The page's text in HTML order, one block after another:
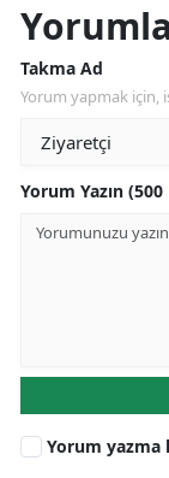
Takma Ad
Yorum yapmak için,
Yorum Yazın
Yorum yazma